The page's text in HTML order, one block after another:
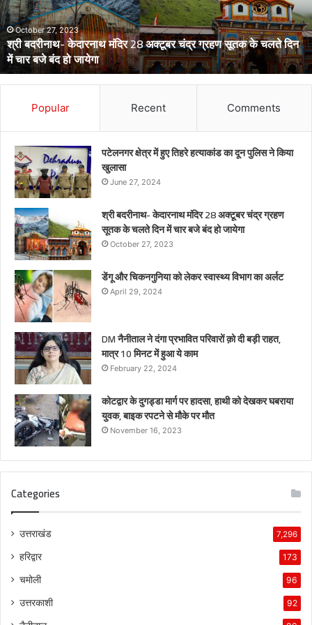
विभाग
का
अर्लटApril 29, 2024
डेंगू और चिकनगुनिया को लेकर स्वास्थ्य विभाग का अर्लट
Popular Recent Comments
पटेलनगर क्षेत्र में हुए तिहरे हत्याकांड का दून पुलिस ने किया
खुलासा
June 27, 2024
श्री बदरीनाथ- केदारनाथ मंदिर 28 अक्टूबर चंद्र ग्रहण
सूतक के चलते दिन में चार बजे बंद हो जायेगा
October 27, 2023
डेंगू और चिकनगुनिया को लेकर स्वास्थ्य विभाग का अर्लट
April 29, 2024
DM नैनीताल ने दंगा प्रभावित परिवारों क़ो दी बड़ी राहत,
मात्र 10 मिनट में हुआ ये काम
February 22, 2024
कोटद्वार के दुगड्डा मार्ग पर हादसा, हाथी को देखकर घबराया
युवक, बाइक रपटने से मौके पर मौत
November 16, 2023
Categories
उत्तराखंड 7,296
हरिद्वार 173
चमोली 96
उत्तरकाशी 92